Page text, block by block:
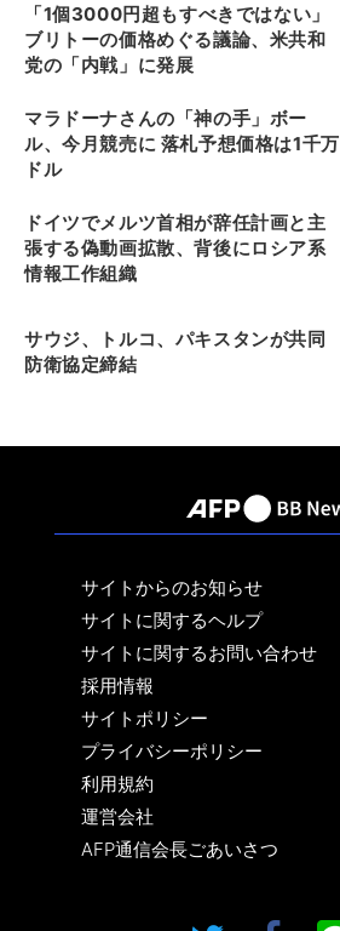
「1個3000円超もすべきではない」
ブリトーの価格めぐる議論、米共和
党の「内戦」に発展
マラドーナさんの「神の手」ボー
ル、今月競売に 落札予想価格は1千万
ドル
ドイツでメルツ首相が辞任計画と主
張する偽動画拡散、背後にロシア系
情報工作組織
サウジ、トルコ、パキスタンが共同
防衛協定締結
サイトからのお知らせ
サイトに関するヘルプ
サイトに関するお問い合わせ
採用情報
サイトポリシー
プライバシーポリシー
利用規約
運営会社
AFP通信会長ごあいさつ